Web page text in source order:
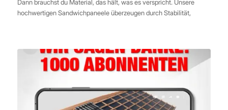
Dann brauchst du Material, das hält, was es verspricht. Unsere
hochwertigen Sandwichpaneele überzeugen durch Stabilität,